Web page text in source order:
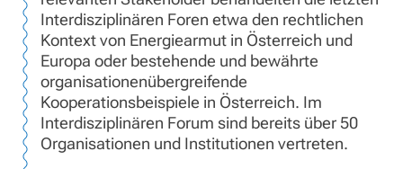
Interdisziplinären Foren etwa den rechtlichen
Kontext von Energiearmut in Österreich und
Europa oder bestehende und bewährte
organisationenübergreifende
Kooperationsbeispiele in Österreich. Im
Interdisziplinären Forum sind bereits über 50
Organisationen und Institutionen vertreten.